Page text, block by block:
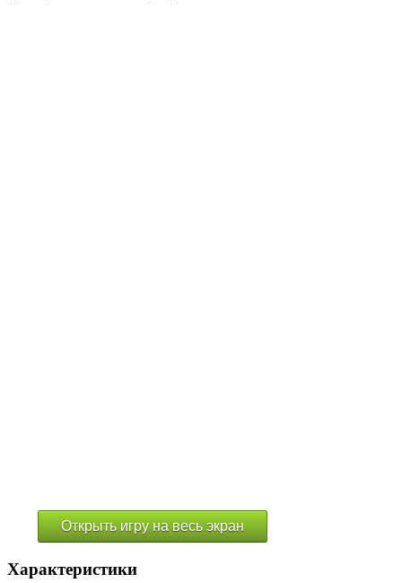
Открыть игру на весь экран
Характеристики